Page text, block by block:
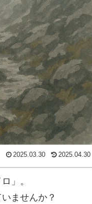
2025.03.30 2025.04.30
」。
ませんか？